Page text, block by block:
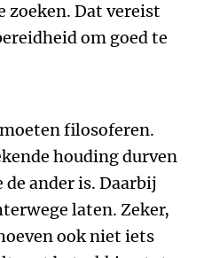
zoeken. Dat vereist
om goed te
filosoferen.
houding durven
ander is. Daarbij
laten. Zeker,
ook niet iets